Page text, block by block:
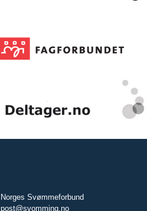
Norges Svømmeforbund
post@svomming.no